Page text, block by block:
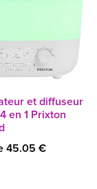
et diffuseur
en 1 Prixton
45.05 €